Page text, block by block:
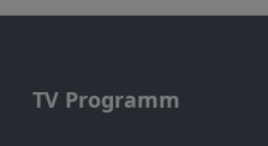
TV Programm